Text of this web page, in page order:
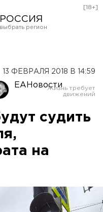
РОССИЯ
Оренбург
[18+]
13 ФЕВРАЛЯ 2018 В 14:59
ЕАНовости
судить
на